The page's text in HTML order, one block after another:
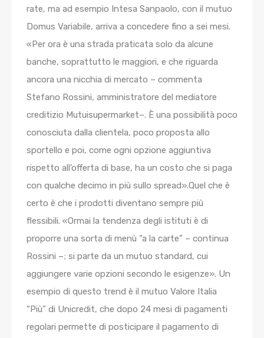
rate, ma ad esempio Intesa Sanpaolo, con il mutuo
Domus Variabile, arriva a concedere fino a sei mesi.
«Per ora è una strada praticata solo da alcune
banche, soprattutto le maggiori, e che riguarda
ancora una nicchia di mercato – commenta
Stefano Rossini, amministratore del mediatore
creditizio Mutuisupermarket–. È una possibilità poco
conosciuta dalla clientela, poco proposta allo
sportello e poi, come ogni opzione aggiuntiva
rispetto all’offerta di base, ha un costo che si paga
con qualche decimo in più sullo spread».Quel che è
certo è che i prodotti diventano sempre più
flessibili. «Ormai la tendenza degli istituti è di
proporre una sorta di menù “a la carte” – continua
Rossini –; si parte da un mutuo standard, cui
aggiungere varie opzioni secondo le esigenze». Un
esempio di questo trend è il mutuo Valore Italia
“Più” di Unicredit, che dopo 24 mesi di pagamenti
regolari permette di posticipare il pagamento di